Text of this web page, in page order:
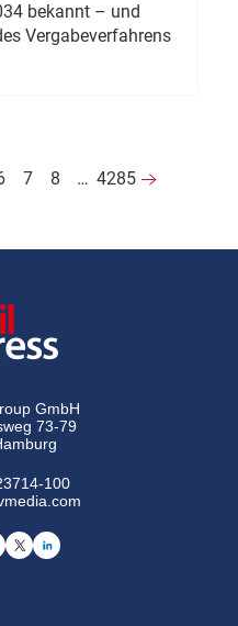
bekannt – und
Vergabeverfahrens
7 8 … 4285
GmbH
73-79
100